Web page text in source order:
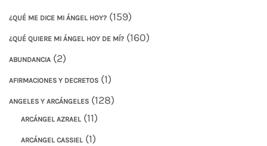
¿QUÉ ME DICE MI ÁNGEL HOY? (159)
¿QUÉ QUIERE MI ÁNGEL HOY DE MÍ? (160)
ABUNDANCIA (2)
AFIRMACIONES Y DECRETOS (1)
ANGELES Y ARCÁNGELES (128)
ARCÁNGEL AZRAEL (11)
ARCÁNGEL CASSIEL (1)